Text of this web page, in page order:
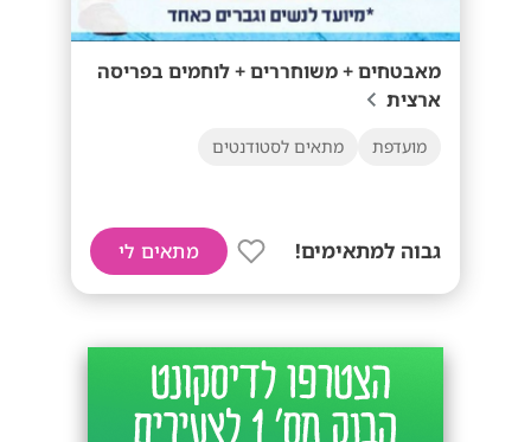
מאבטחים + משוחררים + לוחמים בפריסה
ארצית
מועדפת מתאים לסטודנטים
גבוה למתאימים! מתאים לי